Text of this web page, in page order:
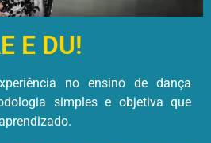
E DU!
no ensino de dança
simples e objetiva que
.